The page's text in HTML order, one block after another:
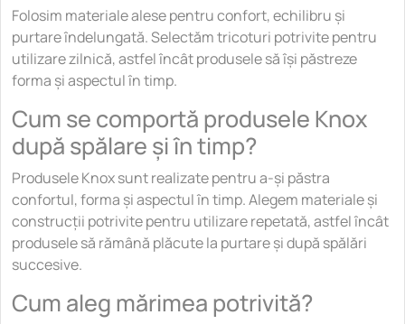
Folosim materiale alese pentru confort, echilibru și
purtare îndelungată. Selectăm tricoturi potrivite pentru
utilizare zilnică, astfel încât produsele să își păstreze
forma și aspectul în timp.
Cum se comportă produsele Knox
după spălare și în timp?
Produsele Knox sunt realizate pentru a-și păstra
confortul, forma și aspectul în timp. Alegem materiale și
construcții potrivite pentru utilizare repetată, astfel încât
produsele să rămână plăcute la purtare și după spălări
succesive.
Cum aleg mărimea potrivită?